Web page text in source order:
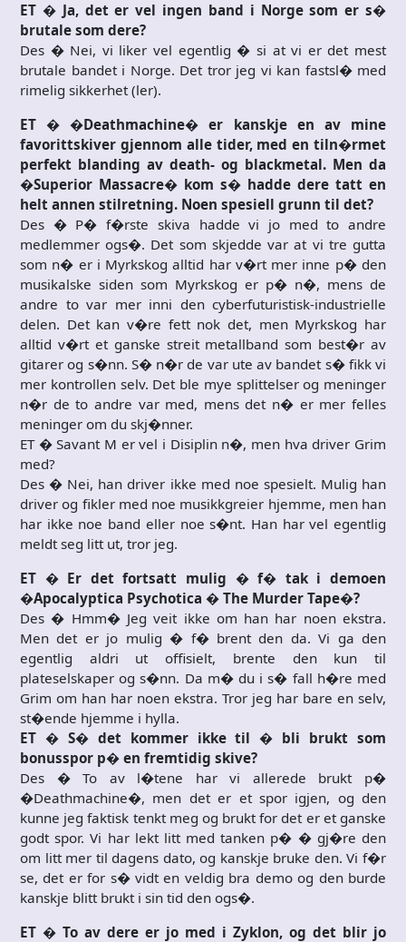
ET � Ja, det er vel ingen band i Norge som er s�
brutale som dere?
Des � Nei, vi liker vel egentlig � si at vi er det mest
brutale bandet i Norge. Det tror jeg vi kan fastsl� med
rimelig sikkerhet (ler).
ET � �Deathmachine� er kanskje en av mine
favorittskiver gjennom alle tider, med en tiln�rmet
perfekt blanding av death- og blackmetal. Men da
�Superior Massacre� kom s� hadde dere tatt en
helt annen stilretning. Noen spesiell grunn til det?
Des � P� f�rste skiva hadde vi jo med to andre
medlemmer ogs�. Det som skjedde var at vi tre gutta
som n� er i Myrkskog alltid har v�rt mer inne p� den
musikalske siden som Myrkskog er p� n�, mens de
andre to var mer inni den cyberfuturistisk-industrielle
delen. Det kan v�re fett nok det, men Myrkskog har
alltid v�rt et ganske streit metallband som best�r av
gitarer og s�nn. S� n�r de var ute av bandet s� fikk vi
mer kontrollen selv. Det ble mye splittelser og meninger
n�r de to andre var med, mens det n� er mer felles
meninger om du skj�nner.
ET � Savant M er vel i Disiplin n�, men hva driver Grim
med?
Des � Nei, han driver ikke med noe spesielt. Mulig han
driver og fikler med noe musikkgreier hjemme, men han
har ikke noe band eller noe s�nt. Han har vel egentlig
meldt seg litt ut, tror jeg.
ET � Er det fortsatt mulig � f� tak i demoen
�Apocalyptica Psychotica � The Murder Tape�?
Des � Hmm� Jeg veit ikke om han har noen ekstra.
Men det er jo mulig � f� brent den da. Vi ga den
egentlig aldri ut offisielt, brente den kun til
plateselskaper og s�nn. Da m� du i s� fall h�re med
Grim om han har noen ekstra. Tror jeg har bare en selv,
st�ende hjemme i hylla.
ET � S� det kommer ikke til � bli brukt som
bonusspor p� en fremtidig skive?
Des � To av l�tene har vi allerede brukt p�
�Deathmachine�, men det er et spor igjen, og den
kunne jeg faktisk tenkt meg og brukt for det er et ganske
godt spor. Vi har lekt litt med tanken p� � gj�re den
om litt mer til dagens dato, og kanskje bruke den. Vi f�r
se, det er for s� vidt en veldig bra demo og den burde
kanskje blitt brukt i sin tid den ogs�.
ET � To av dere er jo med i Zyklon, og det blir jo